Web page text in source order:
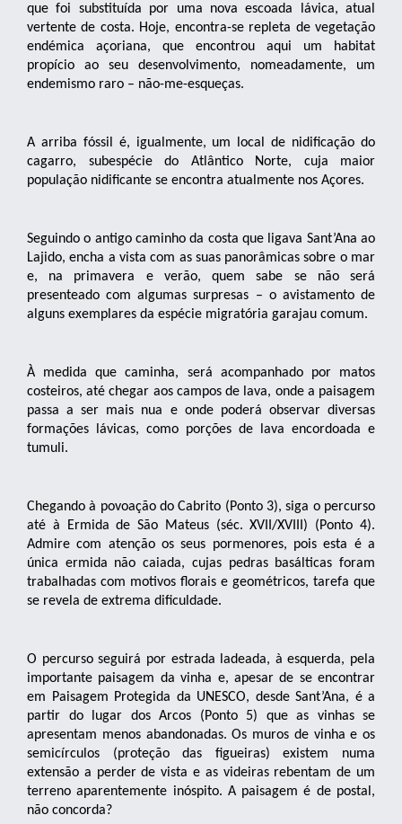
que foi substituída por uma nova escoada lávica, atual
vertente de costa. Hoje, encontra-se repleta de vegetação
endémica açoriana, que encontrou aqui um habitat
propício ao seu desenvolvimento, nomeadamente, um
endemismo raro – não-me-esqueças.
A arriba fóssil é, igualmente, um local de nidificação do
cagarro, subespécie do Atlântico Norte, cuja maior
população nidificante se encontra atualmente nos Açores.
Seguindo o antigo caminho da costa que ligava Sant’Ana ao
Lajido, encha a vista com as suas panorâmicas sobre o mar
e, na primavera e verão, quem sabe se não será
presenteado com algumas surpresas – o avistamento de
alguns exemplares da espécie migratória garajau comum.
À medida que caminha, será acompanhado por matos
costeiros, até chegar aos campos de lava, onde a paisagem
passa a ser mais nua e onde poderá observar diversas
formações lávicas, como porções de lava encordoada e
tumuli.
Chegando à povoação do Cabrito (Ponto 3), siga o percurso
até à Ermida de São Mateus (séc. XVII/XVIII) (Ponto 4).
Admire com atenção os seus pormenores, pois esta é a
única ermida não caiada, cujas pedras basálticas foram
trabalhadas com motivos florais e geométricos, tarefa que
se revela de extrema dificuldade.
O percurso seguirá por estrada ladeada, à esquerda, pela
importante paisagem da vinha e, apesar de se encontrar
em Paisagem Protegida da UNESCO, desde Sant’Ana, é a
partir do lugar dos Arcos (Ponto 5) que as vinhas se
apresentam menos abandonadas. Os muros de vinha e os
semicírculos (proteção das figueiras) existem numa
extensão a perder de vista e as videiras rebentam de um
terreno aparentemente inóspito. A paisagem é de postal,
não concorda?